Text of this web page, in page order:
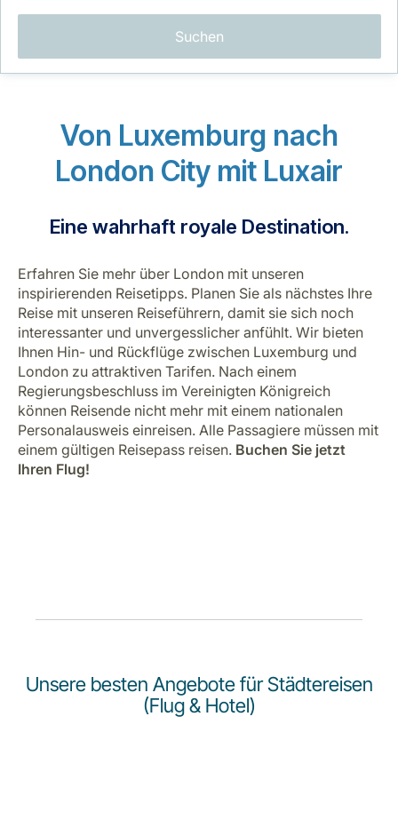
LuxairGroup
Karriere bei LuxairGroup
Suchen
Von Luxemburg nach
London City mit Luxair
Eine wahrhaft royale Destination.
Erfahren Sie mehr über London mit unseren
inspirierenden Reisetipps. Planen Sie als nächstes Ihre
Reise mit unseren Reiseführern, damit sie sich noch
interessanter und unvergesslicher anfühlt. Wir bieten
Ihnen Hin- und Rückflüge zwischen Luxemburg und
London zu attraktiven Tarifen. Nach einem
Regierungsbeschluss im Vereinigten Königreich
können Reisende nicht mehr mit einem nationalen
Personalausweis einreisen. Alle Passagiere müssen mit
einem gültigen Reisepass reisen. Buchen Sie jetzt
Ihren Flug!
Unsere besten Angebote für Städtereisen
(Flug & Hotel)